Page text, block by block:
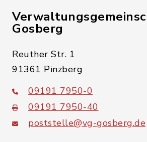
Gosberg
Reuther Str. 1
91361 Pinzberg
09191 7950-0
09191 7950-40
poststelle@vg-gosberg.de